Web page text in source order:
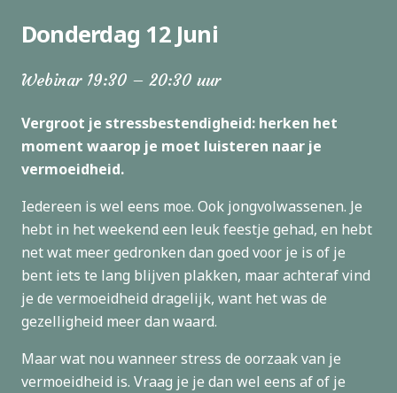
Donderdag 12 Juni
Webinar 19:30 – 20:30 uur
Vergroot je stressbestendigheid: herken het
moment waarop je moet luisteren naar je
vermoeidheid.
Iedereen is wel eens moe. Ook jongvolwassenen. Je
hebt in het weekend een leuk feestje gehad, en hebt
net wat meer gedronken dan goed voor je is of je
bent iets te lang blijven plakken, maar achteraf vind
je de vermoeidheid dragelijk, want het was de
gezelligheid meer dan waard.
Maar wat nou wanneer stress de oorzaak van je
vermoeidheid is. Vraag je je dan wel eens af of je